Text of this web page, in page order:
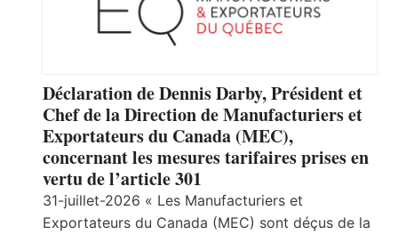
Déclaration de Dennis Darby, Président et
Chef de la Direction de Manufacturiers et
Exportateurs du Canada (MEC),
concernant les mesures tarifaires prises en
vertu de l’article 301
31-juillet-2026 « Les Manufacturiers et
Exportateurs du Canada (MEC) sont déçus de la